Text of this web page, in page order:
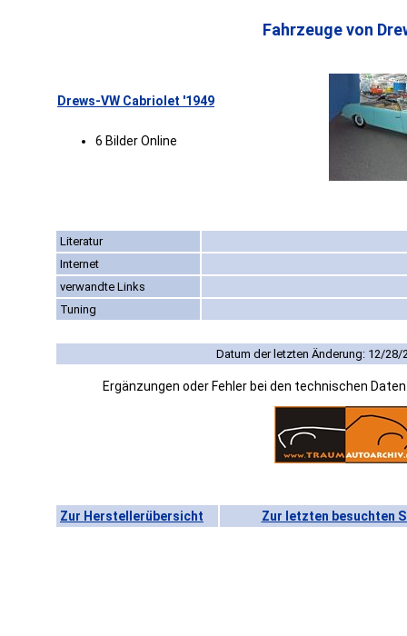
Fahrzeuge von
Drews-VW Cabriolet '1949
6 Bilder Online
Literatur
Internet
verwandte Links
Tuning
Datum der letzten Änderung: 12/28/
Ergänzungen oder Fehler bei den technischen
Zur Herstellerübersicht Zur letzten besuchten